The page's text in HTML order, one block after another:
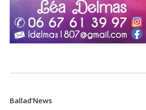
Ballad’News